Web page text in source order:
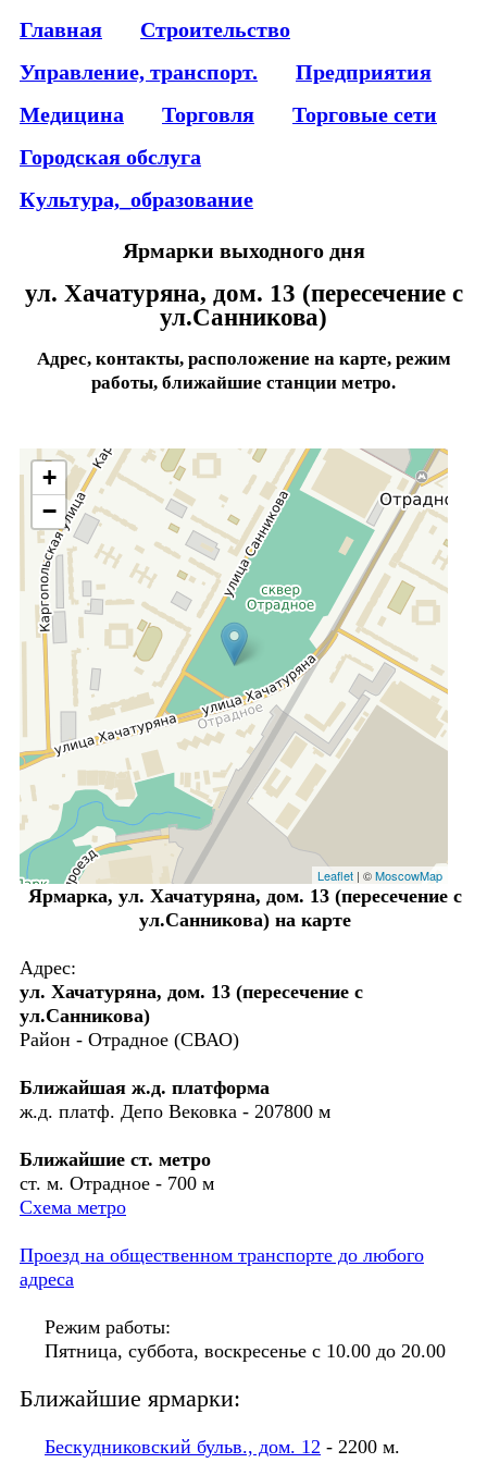
Главная
Строительство
Управление, транспорт.
Предприятия
Медицина
Торговля
Торговые сети
Городская обслуга
Культура,_образование
Ярмарки выходного дня
ул. Хачатуряна, дом. 13 (пересечение с
ул.Санникова)
Адрес, контакты, расположение на карте, режим
работы, ближайшие станции метро.
+
−
Leaflet| ©MoscowMap
Ярмарка, ул. Хачатуряна, дом. 13 (пересечение с
ул.Санникова) на карте
Адрес:
ул. Хачатуряна, дом. 13 (пересечение с
ул.Санникова)
Район - Отрадное (СВАО)
Ближайшая ж.д. платформа
ж.д. платф. Депо Вековка - 207800 м
Ближайшие ст. метро
ст. м. Отрадное - 700 м
Схема метро
Проезд на общественном транспорте до любого
адреса
Режим работы:
Пятница, суббота, воскресенье с 10.00 до 20.00
Ближайшие ярмарки:
Бескудниковский бульв., дом. 12 - 2200 м.